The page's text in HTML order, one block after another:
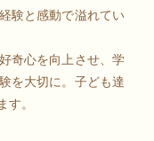
験と感動で溢れてい
奇心を向上させ、学
を大切に。子ども達
。